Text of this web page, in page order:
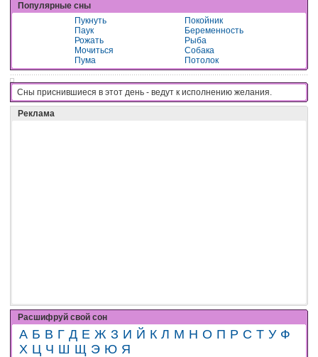
Популярные сны
Пукнуть
Покойник
Паук
Беременность
Рожать
Рыба
Мочиться
Собака
Пума
Потолок
Сны приснившиеся в этот день - вeдyт к иcпoлнeнию жeлaния.
Реклама
Расшифруй свой сон
А Б В Г Д Е Ж З И Й К Л М Н О П Р С Т У Ф
Х Ц Ч Ш Щ Э Ю Я